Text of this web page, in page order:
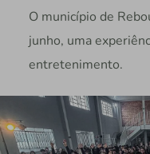
O município de
junho, uma
entretenimento.